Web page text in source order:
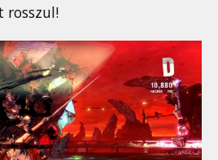
rosszul!